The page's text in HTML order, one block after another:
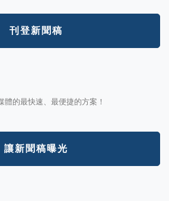
刊登新聞稿
的最快速、最便捷的方案！
讓新聞稿曝光